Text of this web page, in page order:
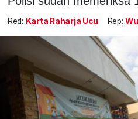
Red: Karta Raharja Ucu Rep: